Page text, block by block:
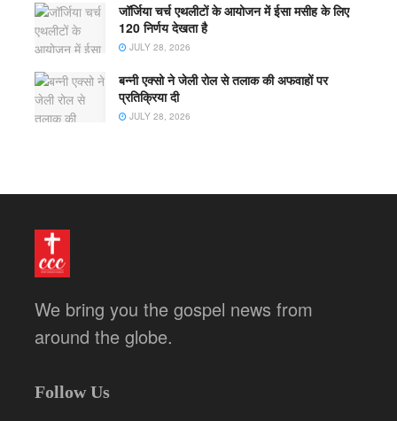
जॉर्जिया चर्च एथलीटों के आयोजन में ईसा मसीह के लिए
120 निर्णय देखता है
JULY 28, 2026
बन्नी एक्सो ने जेली रोल से तलाक की अफवाहों पर
प्रतिक्रिया दी
JULY 28, 2026
We bring you the gospel news from
around the globe.
Follow Us